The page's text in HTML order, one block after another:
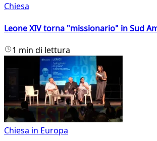
Chiesa
Leone XIV torna "missionario" in Sud
1 min di lettura
Chiesa in Europa